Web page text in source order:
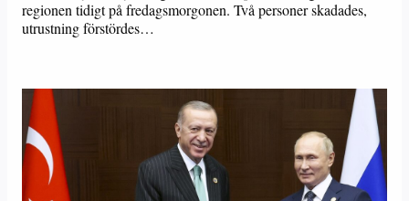
regionen tidigt på fredagsmorgonen. Två personer skadades,
utrustning förstördes…